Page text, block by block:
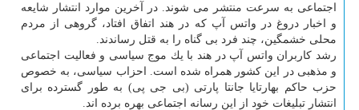
اجتماعی به سرعت منتشر می شوند. در آخرین موارد انتشار شایعه
و اخبار دروغ در واتس آپ كه در هند اتفاق افتاد، گروهی از مردم
محلی خشمگین، چند فرد بی گناه را به قتل رساندند.
رشد كاربران واتس آپ در هند با یك موج سیاسی و فعالیت اجتماعی
و مذهبی در این كشور همراه شده است. احزاب سیاسی، به خصوص
حزب حاكم بهارتایا جانتا پارتی (بی جی پی) به طور گسترده برای
انتشار تبلیغات خود از این رسانه اجتماعی بهره برده اند.